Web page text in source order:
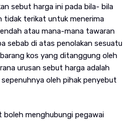
sebut harga ini pada bila- bila
tidak terikat untuk menerima
atau mana-mana tawaran
sebab di atas penolakan sesuatu
kos yang ditanggung oleh
urusan sebut harga adalah
oleh pihak penyebut
menghubungi pegawai